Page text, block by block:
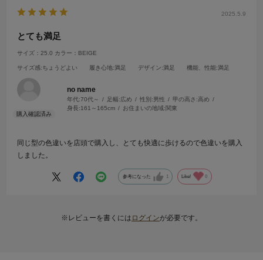
2025.5.9
とても満足
サイズ：25.0 カラー：BEIGE
サイズ感:ちょうどよい 履き心地:満足 デザイン:満足 機能、性能:満足
no name
年代:70代～ 足幅:広め 性別:男性 甲の高さ:高め
身長:161～165cm お住まいの地域:関東
同じ型の色違いを店頭で購入し、とても快適に歩けるので色違いを購入
しました。
参考になった 1 Like! 0
※レビューを書くには ログインが必要です。